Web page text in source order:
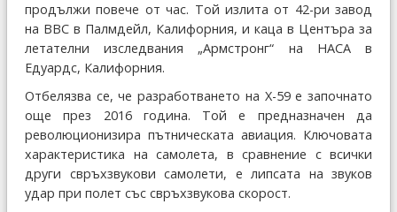
продължи повече от час. Той излита от 42-ри завод
на ВВС в Палмдейл, Калифорния, и каца в Центъра за
летателни изследвания „Армстронг“ на НАСА в
Едуардс, Калифорния.
Отбелязва се, че разработването на X-59 е започнато
още през 2016 година. Той е предназначен да
революционизира пътническата авиация. Ключовата
характеристика на самолета, в сравнение с всички
други свръхзвукови самолети, е липсата на звуков
удар при полет със свръхзвукова скорост.